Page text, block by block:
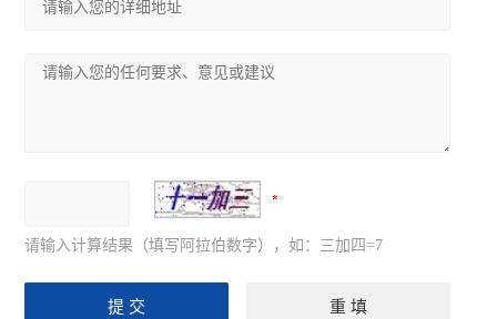
请输入计算结果（填写阿拉伯数字），如：三加四=7